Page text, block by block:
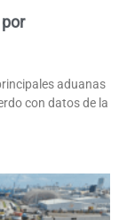
aduanas
con datos de la